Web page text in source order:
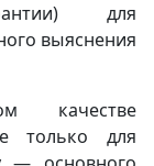
для
выяснения
качестве
только для